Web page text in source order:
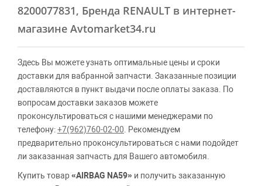
8200077831, Бренда RENAULT в интернет-
магазине Avtomarket34.ru
Здесь Вы можете узнать оптимальные цены и сроки
доставки для вабранной запчасти. Заказанные позиции
доставляются в пункт выдачи после оплаты заказа. По
вопросам доставки заказов можете
проконсультироваться с нашими менеджерами по
телефону:+7(962)760-02-00 . Рекомендуем
предварительно проконсультироваться с нами подойдет
ли заказанная запчасть для Вашего автомобиля.
Купить товар«AIRBAG NA59» и получить заказанную